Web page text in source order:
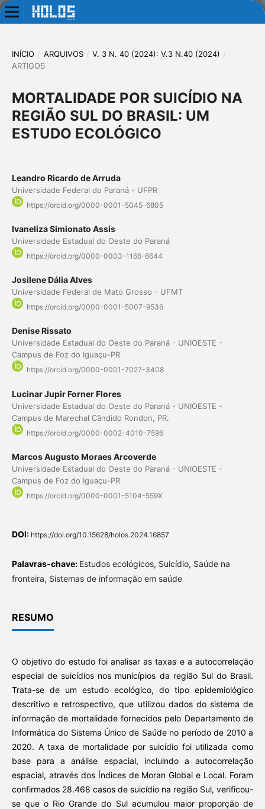
INÍCIO / ARQUIVOS / V. 3 N. 40 (2024): V.3 N.40 (2024) /
ARTIGOS
MORTALIDADE POR SUICÍDIO NA
REGIÃO SUL DO BRASIL: UM
ESTUDO ECOLÓGICO
Leandro Ricardo de Arruda
Universidade Federal do Paraná - UFPR
https://orcid.org/0000-0001-5045-6805
Ivaneliza Simionato Assis
Universidade Estadual do Oeste do Paraná
https://orcid.org/0000-0003-1166-6644
Josilene Dália Alves
Universidade Federal de Mato Grosso - UFMT
https://orcid.org/0000-0001-5007-9536
Denise Rissato
Universidade Estadual do Oeste do Paraná - UNIOESTE -
Campus de Foz do Iguaçu-PR
https://orcid.org/0000-0001-7027-3408
Lucinar Jupir Forner Flores
Universidade Estadual do Oeste do Paraná - UNIOESTE -
Campus de Marechal Cândido Rondon, PR.
https://orcid.org/0000-0002-4010-7596
Marcos Augusto Moraes Arcoverde
Universidade Estadual do Oeste do Paraná - UNIOESTE -
Campus de Foz do Iguaçu-PR
https://orcid.org/0000-0001-5104-559X
DOI: https://doi.org/10.15628/holos.2024.16857
Palavras-chave: Estudos ecológicos, Suicídio, Saúde na
fronteira, Sistemas de informação em saúde
RESUMO
O objetivo do estudo foi analisar as taxas e a autocorrelação
especial de suicídios nos municípios da região Sul do Brasil.
Trata-se de um estudo ecológico, do tipo epidemiológico
descritivo e retrospectivo, que utilizou dados do sistema de
informação de mortalidade fornecidos pelo Departamento de
Informática do Sistema Único de Saúde no período de 2010 a
2020. A taxa de mortalidade por suicídio foi utilizada como
base para a análise espacial, incluindo a autocorrelação
espacial, através dos Índices de Moran Global e Local. Foram
confirmados 28.468 casos de suicídio na região Sul, verificou-
se que o Rio Grande do Sul acumulou maior proporção de